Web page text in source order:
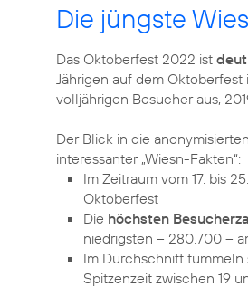
Die jüngste
Das Oktoberfest 2022 ist
Jährigen auf dem
volljährigen Besucher aus,
Der Blick in die
Im Zeitraum vom 17. bis
Oktoberfest
Die höchsten
Im Durchschnitt tummeln